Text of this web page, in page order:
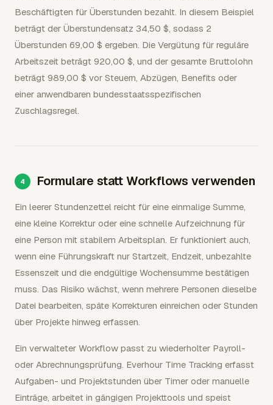
Beschäftigten für Überstunden bezahlt. In diesem Beispiel
beträgt der Überstundensatz 34,50 $, sodass 2
Überstunden 69,00 $ ergeben. Die Vergütung für reguläre
Arbeitszeit beträgt 920,00 $, und der gesamte Bruttolohn
beträgt 989,00 $ vor Steuern, Abzügen, Benefits oder
einer anwendbaren bundesstaatsspezifischen
Zuschlagsregel.
Formulare statt Workflows verwenden
Ein leerer Stundenzettel reicht für eine einmalige Summe,
eine kleine Korrektur oder eine schnelle Aufzeichnung für
eine Person mit stabilem Arbeitsplan. Er funktioniert auch,
wenn eine Führungskraft nur Startzeit, Endzeit, unbezahlte
Essenszeit und die endgültige Wochensumme bestätigen
muss. Das Risiko wächst, wenn mehrere Personen dieselbe
Datei bearbeiten, späte Korrekturen einreichen oder Stunden
über Projekte hinweg erfassen.
Ein verwalteter Workflow passt zu wiederholter Payroll-
oder Abrechnungsprüfung. Everhour Time Tracking erfasst
Aufgaben- und Projektstunden über Timer oder manuelle
Einträge, arbeitet in gängigen Projekttools und speist